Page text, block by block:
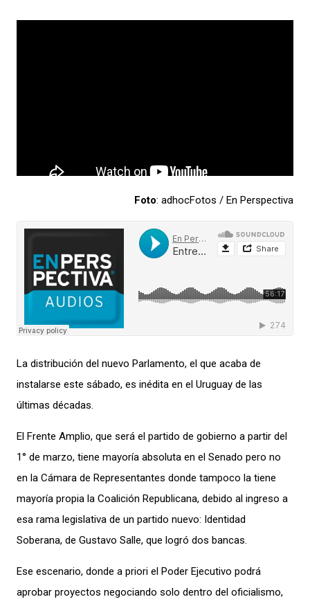
Foto: adhocFotos / En Perspectiva
La distribución del nuevo Parlamento, el que acaba de
instalarse este sábado, es inédita en el Uruguay de las
últimas décadas.
El Frente Amplio, que será el partido de gobierno a partir del
1° de marzo, tiene mayoría absoluta en el Senado pero no
en la Cámara de Representantes donde tampoco la tiene
mayoría propia la Coalición Republicana, debido al ingreso a
esa rama legislativa de un partido nuevo: Identidad
Soberana, de Gustavo Salle, que logró dos bancas.
Ese escenario, donde a priori el Poder Ejecutivo podrá
aprobar proyectos negociando solo dentro del oficialismo,